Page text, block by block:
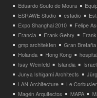
Eduardo Souto de Moura
ESRAWE Studio
estadio
Expo Shanghai 2010
Felipe
Francia
Frank Gehry
gmp architekten
Gran Bretaña
Holanda
Hong Kong hospital
Isay Weinfeld
Islandia Israel
Junya Ishigami Architects
LAN Architecture
Le Corbusier
Magén Arquitectos
MAPA